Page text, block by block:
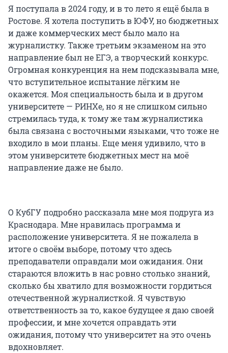
Я поступала в 2024 году, и в то лето я ещё была в
Ростове. Я хотела поступить в ЮФУ, но бюджетных
и даже коммерческих мест было мало на
журналистку. Также третьим экзаменом на это
направление был не ЕГЭ, а творческий конкурс.
Огромная конкуренция на нем подсказывала мне,
что вступительное испытание лёгким не
окажется. Моя специальность была и в другом
университете — РИНХе, но я не слишком сильно
стремилась туда, к тому же там журналистика
была связана с восточными языками, что тоже не
входило в мои планы. Еще меня удивило, что в
этом университете бюджетных мест на моё
направление даже не было.
О КубГУ подробно рассказала мне моя подруга из
Краснодара. Мне нравилась программа и
расположение университета. Я не пожалела в
итоге о своём выборе, потому что здесь
преподаватели оправдали мои ожидания. Они
стараются вложить в нас ровно столько знаний,
сколько бы хватило для возможности гордиться
отечественной журналисткой. Я чувствую
ответственность за то, какое будущее я даю своей
профессии, и мне хочется оправдать эти
ожидания, потому что университет на это очень
вдохновляет.